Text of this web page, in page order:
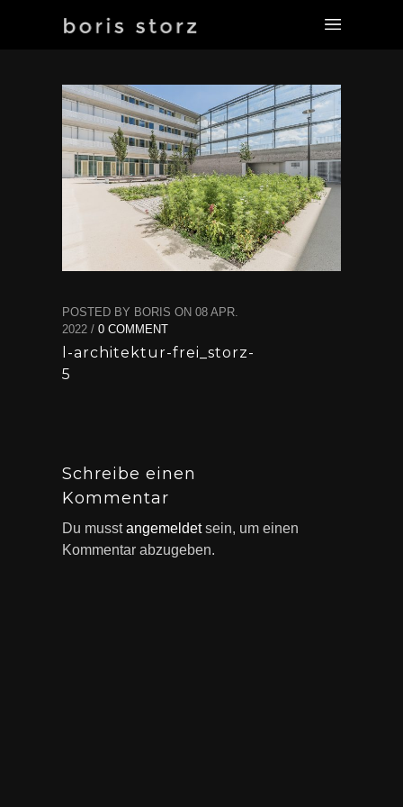
POSTED BY BORIS ON 08 APR.
2022 / 0 COMMENT
l-architektur-frei_storz-
5
Schreibe einen
Kommentar
Du musstangemeldetsein, um einen
Kommentar abzugeben.